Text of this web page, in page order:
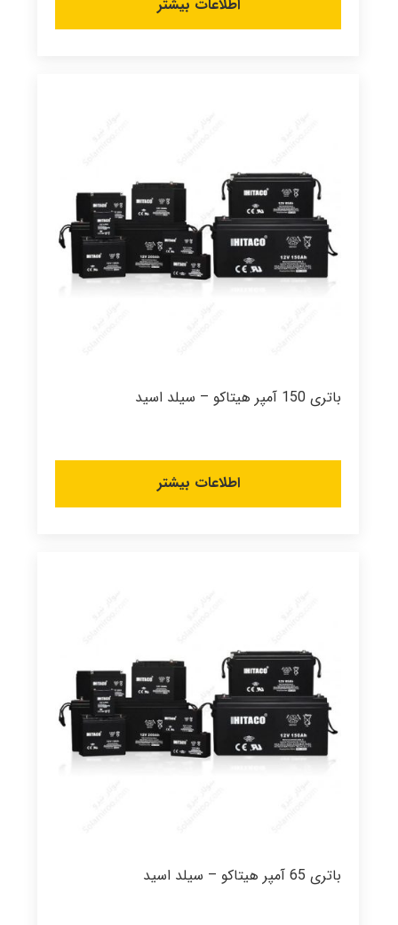
اطلاعات بیشتر
باتری 150 آمپر هیتاکو – سیلد اسید
اطلاعات بیشتر
باتری 65 آمپر هیتاکو – سیلد اسید